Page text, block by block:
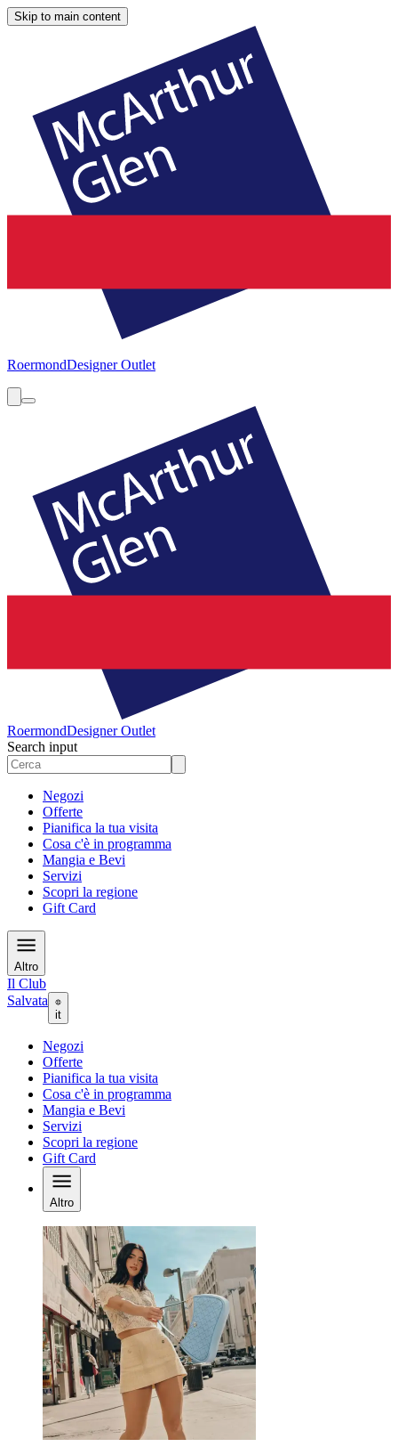
Skip to main content
RoermondDesigner Outlet
RoermondDesigner Outlet
Search input
Negozi
Offerte
Pianifica la tua visita
Cosa c'è in programma
Mangia e Bevi
Servizi
Scopri la regione
Gift Card
Altro
Il Club
Salvata
it
Negozi
Offerte
Pianifica la tua visita
Cosa c'è in programma
Mangia e Bevi
Servizi
Scopri la regione
Gift Card
Altro